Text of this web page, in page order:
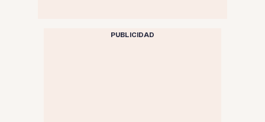
PUBLICIDAD